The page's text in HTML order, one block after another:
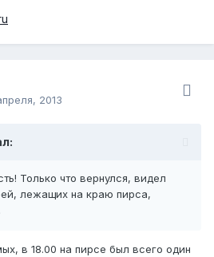
2013
Только что вернулся, видел
лежащих на краю пирса,
в 18.00 на пирсе был всего один